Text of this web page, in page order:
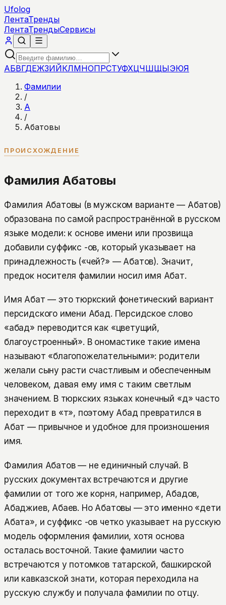
Ufolog
ЛентаТренды
ЛентаТрендыСервисы
АБВГДЕЖЗИЙКЛМНОПРСТУФХЦЧШЩЫЭЮЯ
Фамилии
/
А
/
Абатовы
ПРОИСХОЖДЕНИЕ
Фамилия Абатовы
Фамилия Абатовы (в мужском варианте — Абатов)
образована по самой распространённой в русском
языке модели: к основе имени или прозвища
добавили суффикс -ов, который указывает на
принадлежность («чей?» — Абатов). Значит,
предок носителя фамилии носил имя Абат.
Имя Абат — это тюркский фонетический вариант
персидского имени Абад. Персидское слово
«абад» переводится как «цветущий,
благоустроенный». В ономастике такие имена
называют «благопожелательными»: родители
желали сыну расти счастливым и обеспеченным
человеком, давая ему имя с таким светлым
значением. В тюркских языках конечный «д» часто
переходит в «т», поэтому Абад превратился в
Абат — привычное и удобное для произношения
имя.
Фамилия Абатов — не единичный случай. В
русских документах встречаются и другие
фамилии от того же корня, например, Абадов,
Абаджиев, Абаев. Но Абатовы — это именно «дети
Абата», и суффикс -ов четко указывает на русскую
модель оформления фамилии, хотя основа
осталась восточной. Такие фамилии часто
встречаются у потомков татарской, башкирской
или кавказской знати, которая переходила на
русскую службу и получала фамилии по отцу.